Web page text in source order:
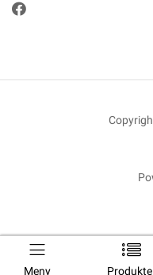
Meny